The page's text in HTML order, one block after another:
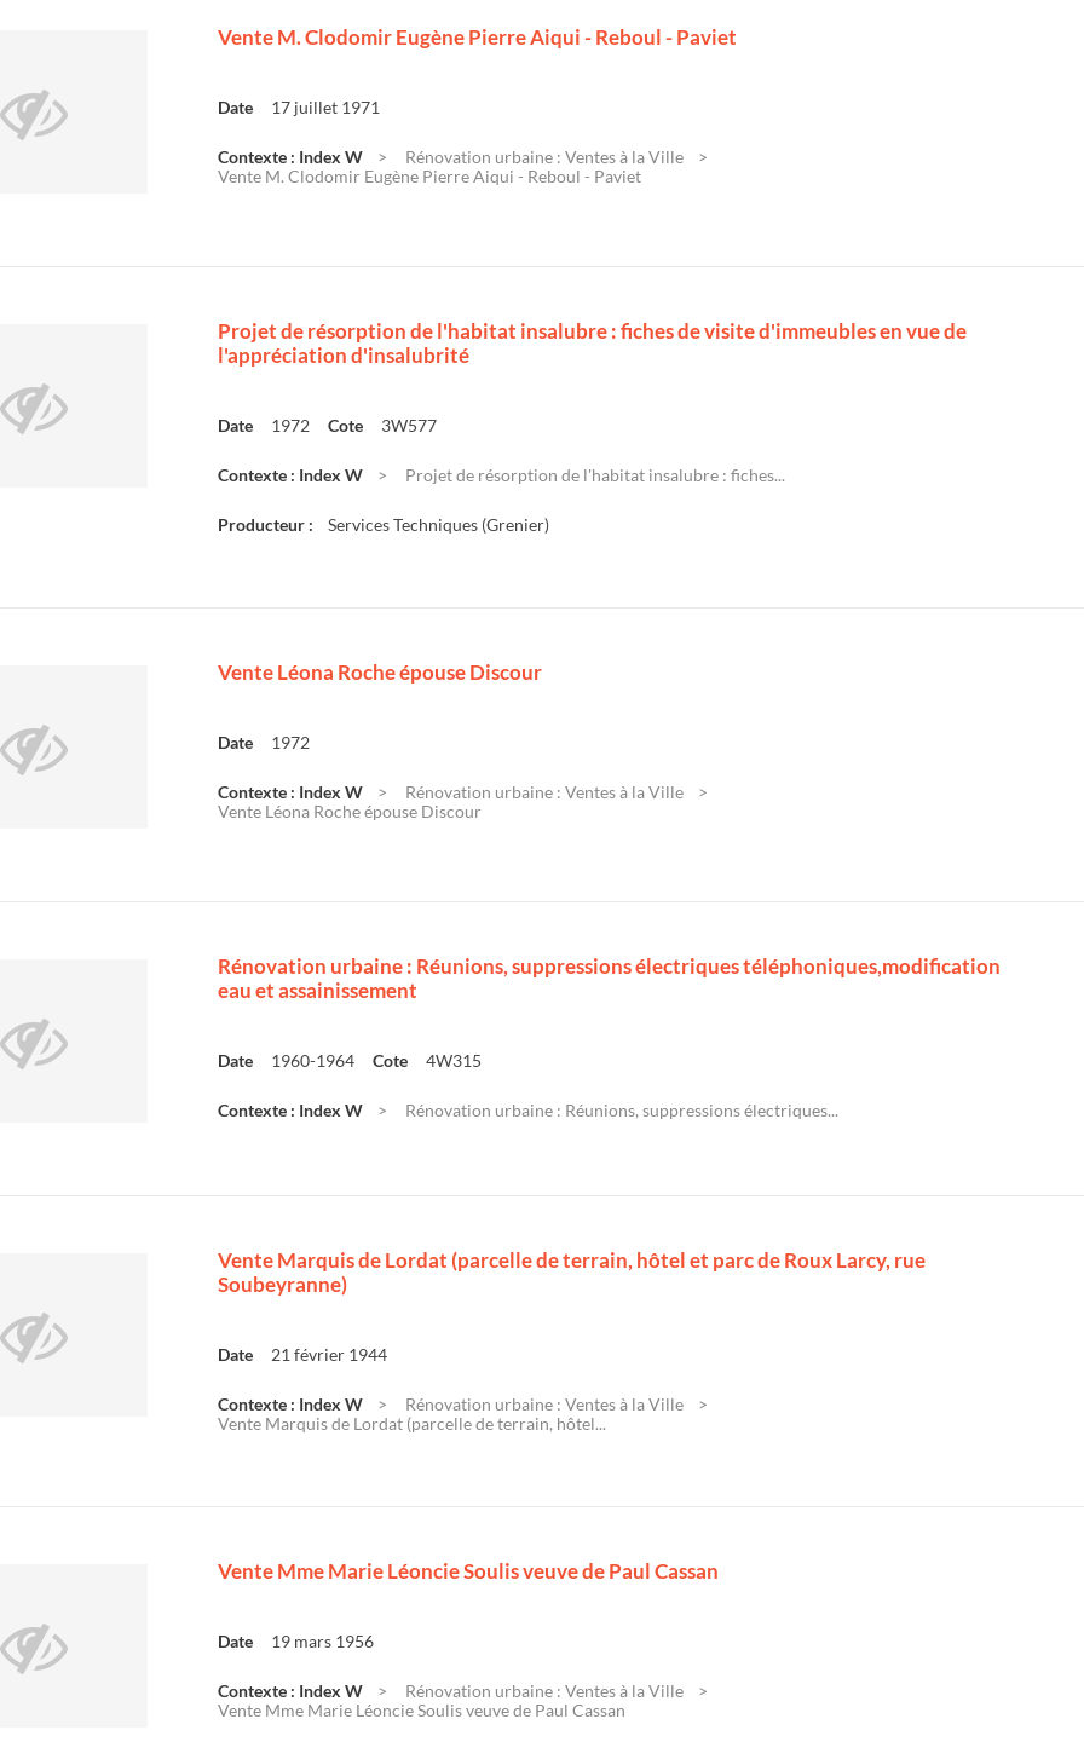
Vente M. Clodomir Eugène Pierre Aiqui - Reboul - Paviet
Date 17 juillet 1971
Contexte : Index W
Rénovation urbaine : Ventes à la Ville
Vente M. Clodomir Eugène Pierre Aiqui - Reboul - Paviet
Projet de résorption de l'habitat insalubre : fiches de visite d'immeubles en vue de
l'appréciation d'insalubrité
Date 1972 Cote 3W577
Contexte : Index W Projet de résorption de l'habitat insalubre : fiches...
Producteur : Services Techniques (Grenier)
Vente Léona Roche épouse Discour
Date 1972
Contexte : Index W
Rénovation urbaine : Ventes à la Ville
Vente Léona Roche épouse Discour
Rénovation urbaine : Réunions, suppressions électriques téléphoniques,modification
eau et assainissement
Date 1960-1964 Cote 4W315
Contexte : Index W Rénovation urbaine : Réunions, suppressions électriques...
Vente Marquis de Lordat (parcelle de terrain, hôtel et parc de Roux Larcy, rue
Soubeyranne)
Date 21 février 1944
Contexte : Index W
Rénovation urbaine : Ventes à la Ville
Vente Marquis de Lordat (parcelle de terrain, hôtel...
Vente Mme Marie Léoncie Soulis veuve de Paul Cassan
Date 19 mars 1956
Contexte : Index W
Rénovation urbaine : Ventes à la Ville
Vente Mme Marie Léoncie Soulis veuve de Paul Cassan